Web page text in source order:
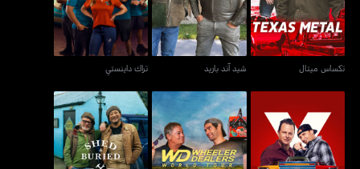
تكساس ميتال شيد آند باريد تراك داينستي
كيندغ كاستمز ويلر ديلرز وورلد تور شيد أند بارييد: كلاسيك كارز